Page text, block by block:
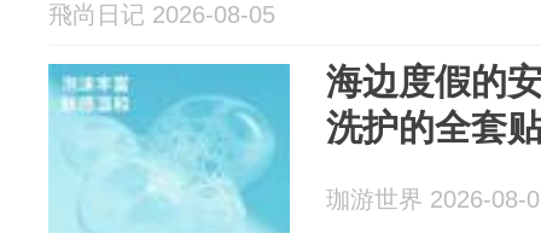
飛尚日记 2026-08-05
海边度假的
洗护的全套
珈游世界 2026-08-